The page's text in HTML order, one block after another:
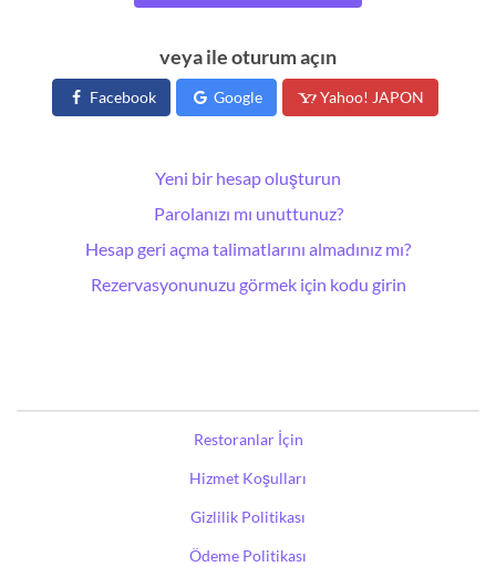
veya ile oturum açın
Facebook Google Yahoo! JAPON
Yeni bir hesap oluşturun
Parolanızı mı unuttunuz?
Hesap geri açma talimatlarını almadınız mı?
Rezervasyonunuzu görmek için kodu girin
Restoranlar İçin
Hizmet Koşulları
Gizlilik Politikası
Ödeme Politikası